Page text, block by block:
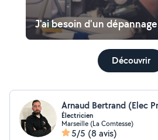
J'ai besoin d'un
Découvrir
Arnaud Bertrand (Elec
Électricien
Marseille (La Comtesse)
5/5 (8 avis)